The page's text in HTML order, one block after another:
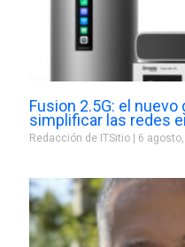
Fusion 2.5G: el nuevo
simplificar las redes
Redacción de ITSitio 6